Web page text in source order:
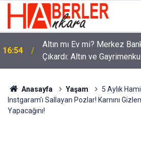
16:54
Altın mı Ev mi? Merkez
Çıkardı: Altın ve
Anasayfa Yaşam
5 Aylık
Instgaram’ı Sallayan Pozlar! Karnını
Yapacağını!